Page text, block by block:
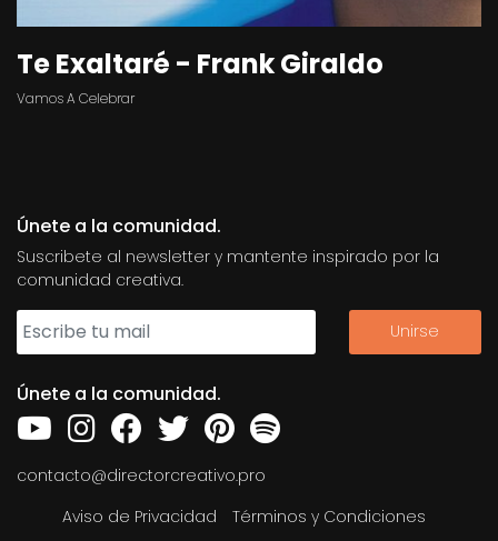
Te Exaltaré - Frank Giraldo
Vamos A Celebrar
Únete a la comunidad.
Suscribete al newsletter y mantente inspirado por la
comunidad creativa.
Únete a la comunidad.
contacto@directorcreativo.pro
Aviso de Privacidad
Términos y Condiciones